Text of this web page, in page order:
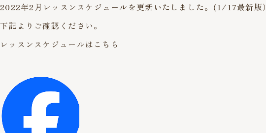
2022年2月レッスンスケジュールを更新いたしました。(1/17最新版）
下記よりご確認ください。
レッスンスケジュールはこちら